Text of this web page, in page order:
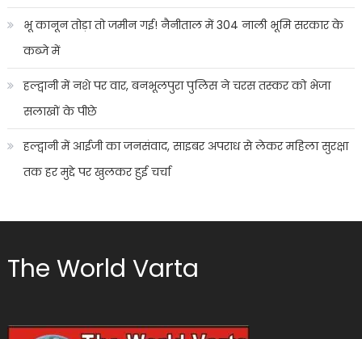
भू कानून तोड़ा तो जमीन गई! नैनीताल में 304 नाली भूमि सरकार के
कब्जे में
हल्द्वानी में नशे पर वार, बनभूलपुरा पुलिस ने चरस तस्कर को भेजा
सलाखों के पीछे
हल्द्वानी में आईजी का जनसंवाद, साइबर अपराध से लेकर महिला सुरक्षा
तक हर मुद्दे पर खुलकर हुई चर्चा
The World Varta